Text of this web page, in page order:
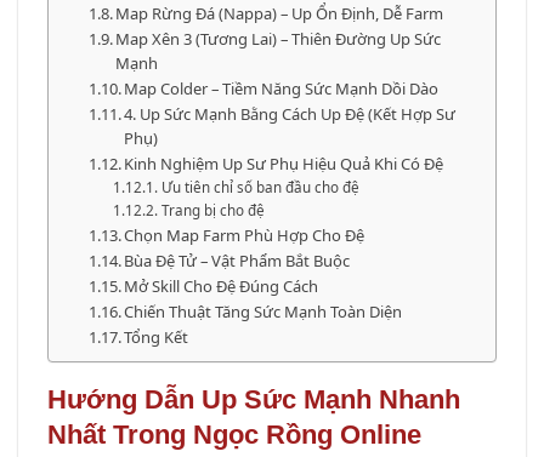
Map Rừng Đá (Nappa) – Up Ổn Định, Dễ Farm
Map Xên 3 (Tương Lai) – Thiên Đường Up Sức
Mạnh
Map Colder – Tiềm Năng Sức Mạnh Dồi Dào
4. Up Sức Mạnh Bằng Cách Up Đệ (Kết Hợp Sư
Phụ)
Kinh Nghiệm Up Sư Phụ Hiệu Quả Khi Có Đệ
Ưu tiên chỉ số ban đầu cho đệ
Trang bị cho đệ
Chọn Map Farm Phù Hợp Cho Đệ
Bùa Đệ Tử – Vật Phẩm Bắt Buộc
Mở Skill Cho Đệ Đúng Cách
Chiến Thuật Tăng Sức Mạnh Toàn Diện
Tổng Kết
Hướng Dẫn Up Sức Mạnh Nhanh
Nhất Trong Ngọc Rồng Online